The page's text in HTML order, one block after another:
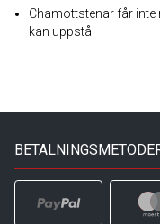
Chamottstenar får
kan uppstå